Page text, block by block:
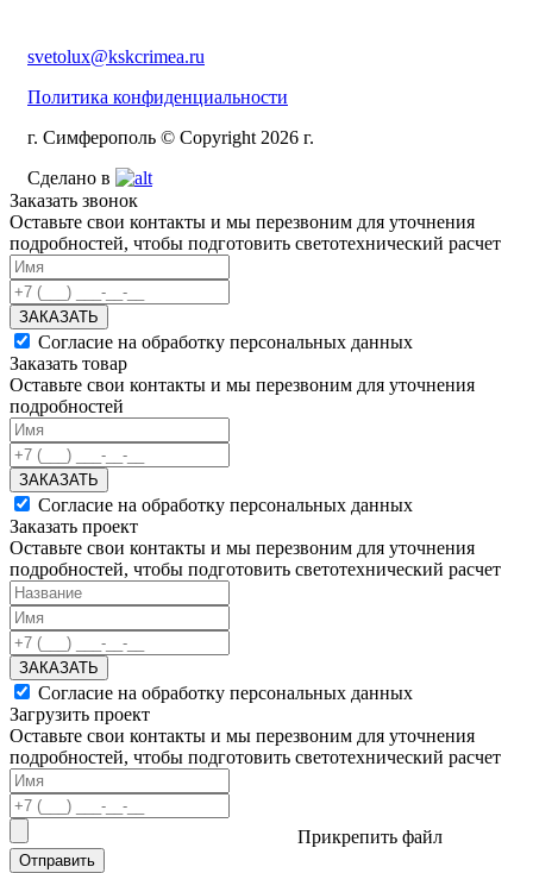
svetolux@kskcrimea.ru
Политика конфиденциальности
г. Симферополь © Copyright 2026 г.
Сделано в
Заказать звонок
Оставьте свои контакты и мы перезвоним для уточнения
подробностей, чтобы подготовить светотехнический расчет
ЗАКАЗАТЬ
Согласие на обработку персональных данных
Заказать товар
Оставьте свои контакты и мы перезвоним для уточнения
подробностей
ЗАКАЗАТЬ
Согласие на обработку персональных данных
Заказать проект
Оставьте свои контакты и мы перезвоним для уточнения
подробностей, чтобы подготовить светотехнический расчет
ЗАКАЗАТЬ
Согласие на обработку персональных данных
Загрузить проект
Оставьте свои контакты и мы перезвоним для уточнения
подробностей, чтобы подготовить светотехнический расчет
Прикрепить файл
Отправить